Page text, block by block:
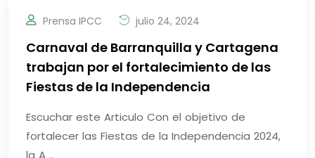
Prensa IPCC julio 24, 2024
Carnaval de Barranquilla y Cartagena
trabajan por el fortalecimiento de las
Fiestas de la Independencia
Escuchar este Articulo Con el objetivo de
fortalecer las Fiestas de la Independencia 2024,
la A ..